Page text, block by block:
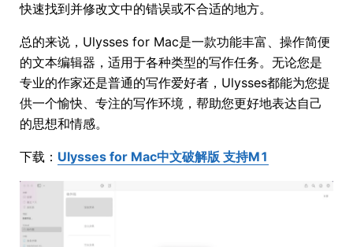
快速找到并修改文中的错误或不合适的地方。
总的来说，Ulysses for Mac是一款功能丰富、操作简便
的文本编辑器，适用于各种类型的写作任务。无论您是
专业的作家还是普通的写作爱好者，Ulysses都能为您提
供一个愉快、专注的写作环境，帮助您更好地表达自己
的思想和情感。
下载： Ulysses for Mac中文破解版 支持M1